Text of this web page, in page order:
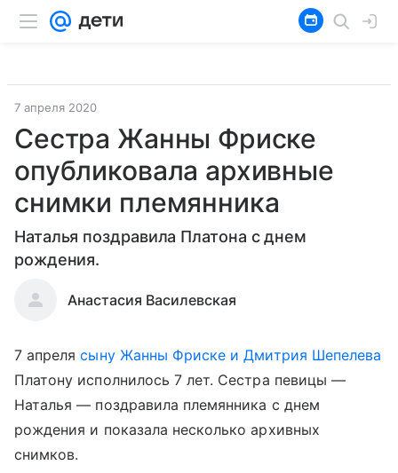
7 апреля 2020
Сестра Жанны Фриске
опубликовала архивные
снимки племянника
Наталья поздравила Платона с днем
рождения.
Анастасия Василевская
7 апрелясыну Жанны Фриске и Дмитрия Шепелева
Платону исполнилось 7 лет. Сестра певицы —
Наталья — поздравила племянника с днем
рождения и показала несколько архивных
снимков.